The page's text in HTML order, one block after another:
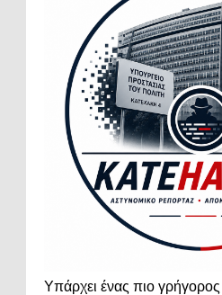
Υπάρχει ένας πιο